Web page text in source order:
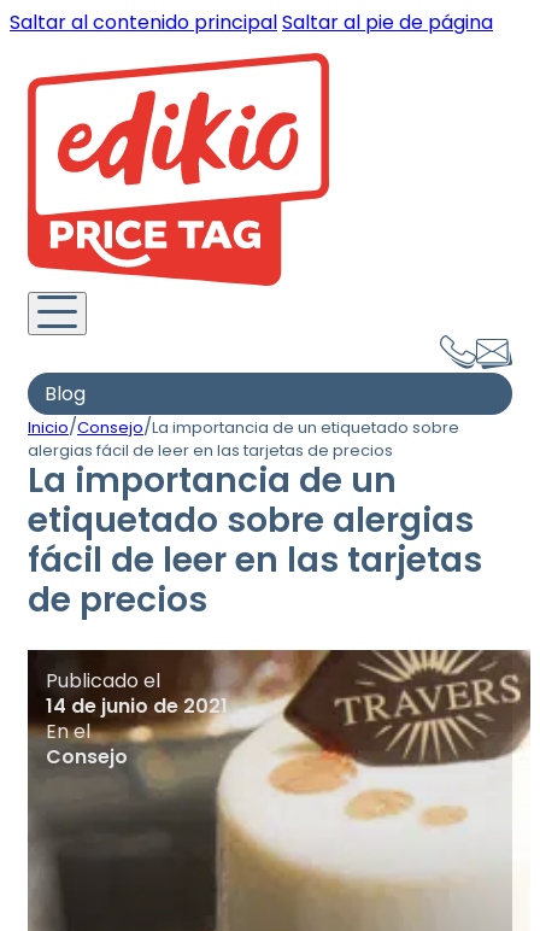
Saltar al contenido principalSaltar al pie de página
Blog
Inicio/Consejo/La importancia de un etiquetado sobre
alergias fácil de leer en las tarjetas de precios
La importancia de un
etiquetado sobre alergias
fácil de leer en las tarjetas
de precios
Publicado el
14 de junio de 2021
En el
Consejo